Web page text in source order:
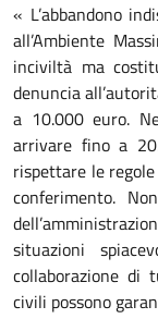
« L’abbandono
all’Ambiente
inciviltà ma
denuncia
a 10.000 euro.
arrivare fino a
rispettare le
conferimento.
situazioni
collaborazione di
civili possono